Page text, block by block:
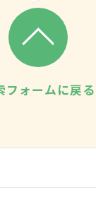
フォームに戻る